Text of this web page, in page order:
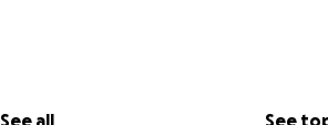
See all See